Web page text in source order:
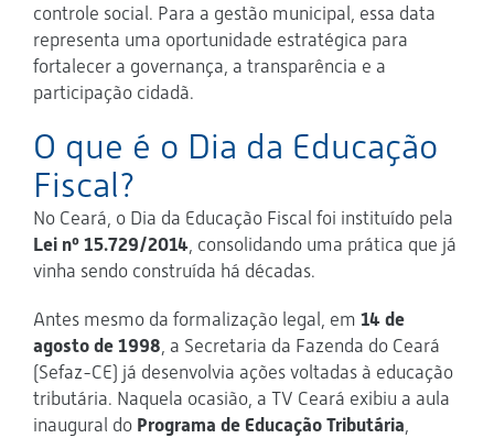
controle social. Para a gestão municipal, essa data
representa uma oportunidade estratégica para
fortalecer a governança, a transparência e a
participação cidadã.
O que é o Dia da Educação
Fiscal?
No Ceará, o Dia da Educação Fiscal foi instituído pela
Lei nº 15.729/2014 , consolidando uma prática que já
vinha sendo construída há décadas.
Antes mesmo da formalização legal, em 14 de
agosto de 1998 , a Secretaria da Fazenda do Ceará
(Sefaz-CE) já desenvolvia ações voltadas à educação
tributária. Naquela ocasião, a TV Ceará exibiu a aula
inaugural do Programa de Educação Tributária